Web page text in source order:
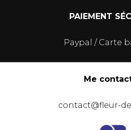
PAIEMENT
Paypal / Carte
Me
contact@fleur-